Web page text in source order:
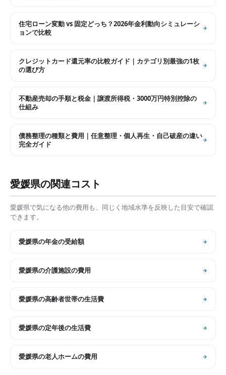
住宅ローン変動 vs 固定どっち？2026年金利動向シミュレーシ
ョンで比較
クレジットカード還元率の比較ガイド｜カテゴリ別最強の1枚
の選び方
不動産売却の手順と税金｜譲渡所得税・3000万円特別控除の
仕組み
債務整理の種類と費用｜任意整理・個人再生・自己破産の違い
完全ガイド
愛媛県の関連コスト
愛媛県で気になる他の費用も、同じく地域水準を反映した目安で確認
できます。
愛媛県の年金の受給額
愛媛県の介護施設の費用
愛媛県の高齢者世帯の生活費
愛媛県の定年後の生活費
愛媛県の老人ホームの費用